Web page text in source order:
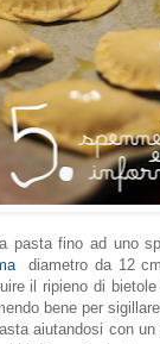
pasta fino ad uno
diametro da 12
il ripieno di
bene per
aiutandosi con